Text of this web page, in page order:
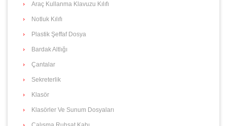
Araç Kullanma Klavuzu Kılıfı
Notluk Kılıfı
Plastik Şeffaf Dosya
Bardak Altlığı
Çantalar
Sekreterlik
Klasör
Klasörler Ve Sunum Dosyaları